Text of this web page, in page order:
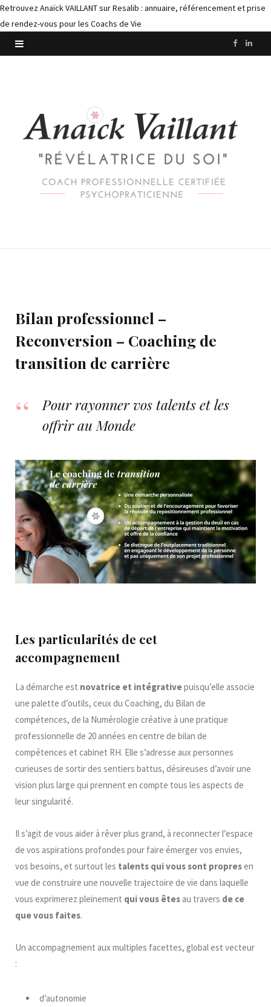
Retrouvez Anaïck VAILLANT sur Resalib : annuaire, référencement et prise
de rendez-vous pour les Coachs de Vie
F L
Bilan professionnel –
Reconversion – Coaching de
transition de carrière
Pour rayonner vos talents et les
offrir au Monde
Les particularités de cet
accompagnement
La démarche est novatrice et intégrativepuisqu’elle associe
une palette d’outils, ceux du Coaching, du Bilan de
compétences, de la Numérologie créative à une pratique
professionnelle de 20 années en centre de bilan de
compétences et cabinet RH. Elle s’adresse aux personnes
curieuses de sortir des sentiers battus, désireuses d’avoir une
vision plus large qui prennent en compte tous les aspects de
leur singularité.
Il s’agit de vous aider à rêver plus grand, à reconnecter l’espace
de vos aspirations profondes pour faire émerger vos envies,
vos besoins, et surtout les talents qui vous sont propresen
vue de construire une nouvelle trajectoire de vie dans laquelle
vous exprimerez pleinement qui vous êtes au travers de ce
que vous faites.
Un accompagnement aux multiples facettes, global est vecteur
:
d’autonomie